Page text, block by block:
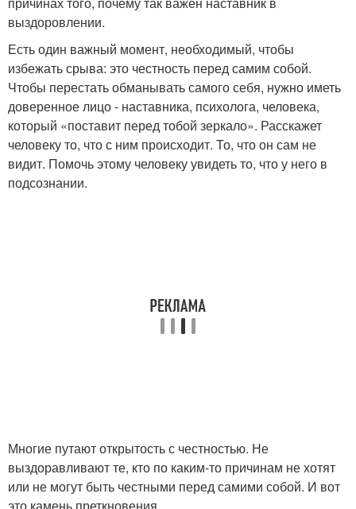
выздоровлении.​
Есть один важный момент, необходимый, чтобы
избежать срыва: это честность перед самим собой.
Чтобы перестать обманывать самого себя, нужно иметь
доверенное лицо - наставника, психолога, человека,
который «поставит перед тобой зеркало». Расскажет
человеку то, что с ним происходит. То, что он сам не
видит. Помочь этому человеку увидеть то, что у него в
подсознании.​
Многие путают открытость с честностью. Не
выздоравливают те, кто по каким-то причинам не хотят
или не могут быть честными перед самими собой. И вот